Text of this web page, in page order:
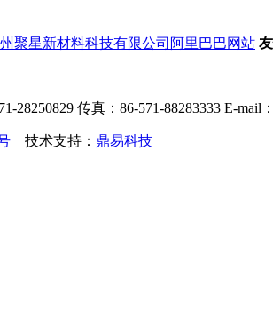
聚星新材料科技有限公司阿里巴巴网站
传真：86-571-88283333 E-mail：
技术支持： 鼎易科技